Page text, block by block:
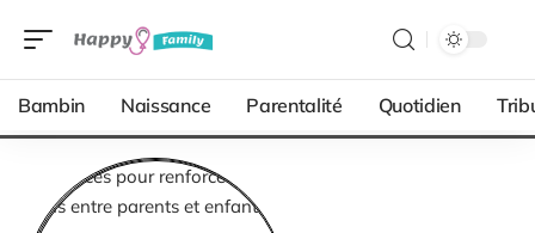
Bambin Naissance Parentalité Quotidien